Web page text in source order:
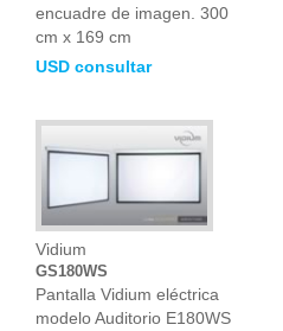
encuadre de imagen. 300
cm x 169 cm
USD consultar
Vidium
GS180WS
Pantalla Vidium eléctrica
modelo Auditorio E180WS